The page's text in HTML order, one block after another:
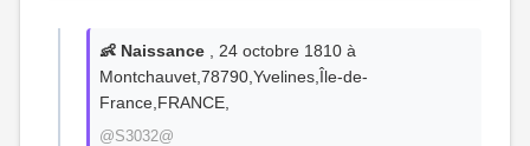
👶 Naissance , 24 octobre 1810 à
Montchauvet,78790,Yvelines,Île-de-
France,FRANCE,
@S3032@